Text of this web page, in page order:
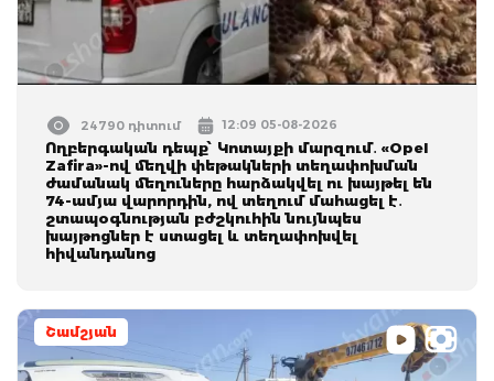
24790 դիտում 12:09 05-08-2026
Ողբերգական դեպք՝ Կոտայքի մարզում․ «Opel
Zafira»-ով մեղվի փեթակների տեղափոխման
ժամանակ մեղուները հարձակվել ու խայթել են
74-ամյա վարորդին, ով տեղում մահացել է․
շտապօգնության բժշկուհին նույնպես
խայթոցներ է ստացել և տեղափոխվել
հիվանդանոց
Շամշյան